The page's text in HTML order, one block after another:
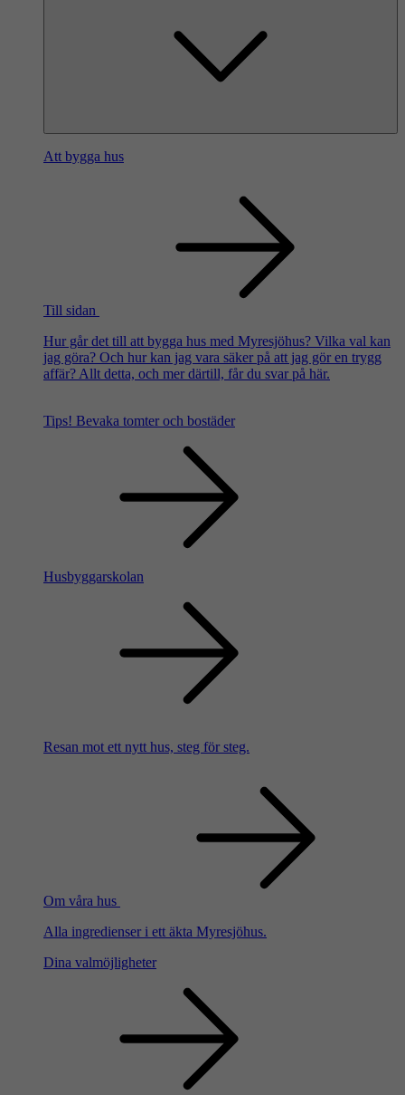
Att bygga hus
Till sidan
Hur går det till att bygga hus med Myresjöhus? Vilka val kan
jag göra? Och hur kan jag vara säker på att jag gör en trygg
affär? Allt detta, och mer därtill, får du svar på här.
Tips! Bevaka tomter och bostäder
Husbyggarskolan
Resan mot ett nytt hus, steg för steg.
Om våra hus
Alla ingredienser i ett äkta Myresjöhus.
Dina valmöjligheter